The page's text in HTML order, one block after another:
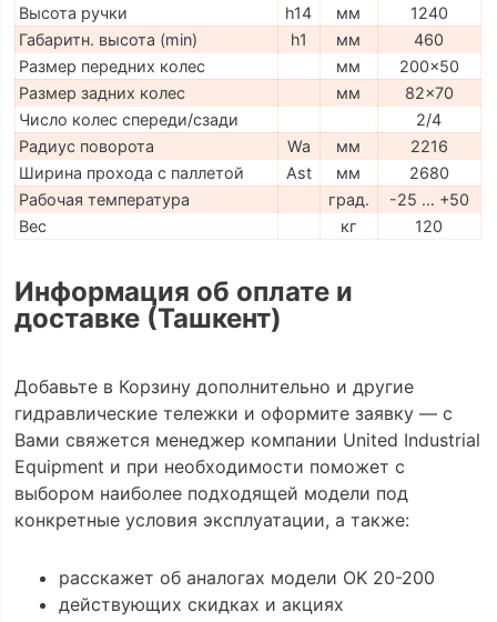
Высота ручки
h14 мм
1240
Габаритн. высота (min)
h1 мм
460
Размер передних колес
мм
200x50
Размер задних колес
мм
82x70
Число колес спереди/сзади
2/4
Радиус поворота
Wa мм
2216
Ширина прохода с паллетой
Ast мм
2680
Рабочая температура
град.
-25 … +50
Вес
кг 120
Информация об оплате и
доставке (Ташкент)
Добавьте в Корзину дополнительно и другие
гидравлические тележки и оформите заявку — с
Вами свяжется менеджер компании United Industrial
Equipment и при необходимости поможет с
выбором наиболее подходящей модели под
конкретные условия эксплуатации, а также:
расскажет об аналогах модели OK 20-200
действующих скидках и акциях